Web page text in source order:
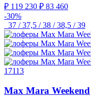
₽ 119 230 ₽ 83 460
-30%
37 / 37,5 / 38 / 38,5 / 39
17113
Max Mara Weekend